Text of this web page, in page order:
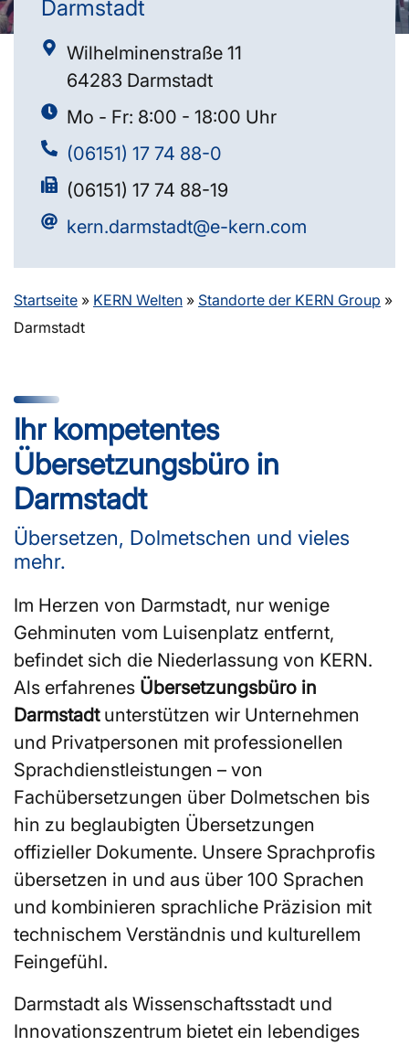
Darmstadt
Wilhelminenstraße 11
64283 Darmstadt
Mo - Fr: 8:00 - 18:00 Uhr
(06151) 17 74 88-0
(06151) 17 74 88-19
kern.darmstadt@e-kern.com
Startseite » KERN Welten » Standorte der KERN Group »
Darmstadt
Ihr kompetentes
Übersetzungsbüro in
Darmstadt
Übersetzen, Dolmetschen und vieles
mehr.
Im Herzen von Darmstadt, nur wenige
Gehminuten vom Luisenplatz entfernt,
befindet sich die Niederlassung von KERN.
Als erfahrenes Übersetzungsbüro in
Darmstadtunterstützen wir Unternehmen
und Privatpersonen mit professionellen
Sprachdienstleistungen – von
Fachübersetzungen über Dolmetschen bis
hin zu beglaubigten Übersetzungen
offizieller Dokumente. Unsere Sprachprofis
übersetzen in und aus über 100 Sprachen
und kombinieren sprachliche Präzision mit
technischem Verständnis und kulturellem
Feingefühl.
Darmstadt als Wissenschaftsstadt und
Innovationszentrum bietet ein lebendiges